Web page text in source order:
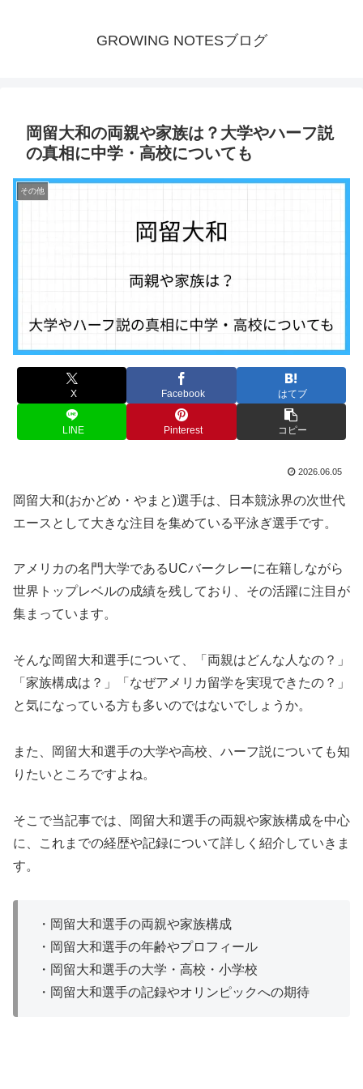
GROWING NOTESブログ
岡留大和の両親や家族は？大学やハーフ説
の真相に中学・高校についても
その他
X Facebook はてブ
LINE Pinterest コピー
2026.06.05
岡留大和(おかどめ・やまと)選手は、日本競泳界の次世代
エースとして大きな注目を集めている平泳ぎ選手です。
アメリカの名門大学であるUCバークレーに在籍しながら
世界トップレベルの成績を残しており、その活躍に注目が
集まっています。
そんな岡留大和選手について、「両親はどんな人なの？」
「家族構成は？」「なぜアメリカ留学を実現できたの？」
と気になっている方も多いのではないでしょうか。
また、岡留大和選手の大学や高校、ハーフ説についても知
りたいところですよね。
そこで当記事では、岡留大和選手の両親や家族構成を中心
に、これまでの経歴や記録について詳しく紹介していきま
す。
・岡留大和選手の両親や家族構成
・岡留大和選手の年齢やプロフィール
・岡留大和選手の大学・高校・小学校
・岡留大和選手の記録やオリンピックへの期待